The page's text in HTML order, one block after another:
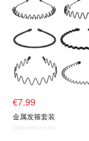
€7.99
金属发箍套装
@dealmoon.de